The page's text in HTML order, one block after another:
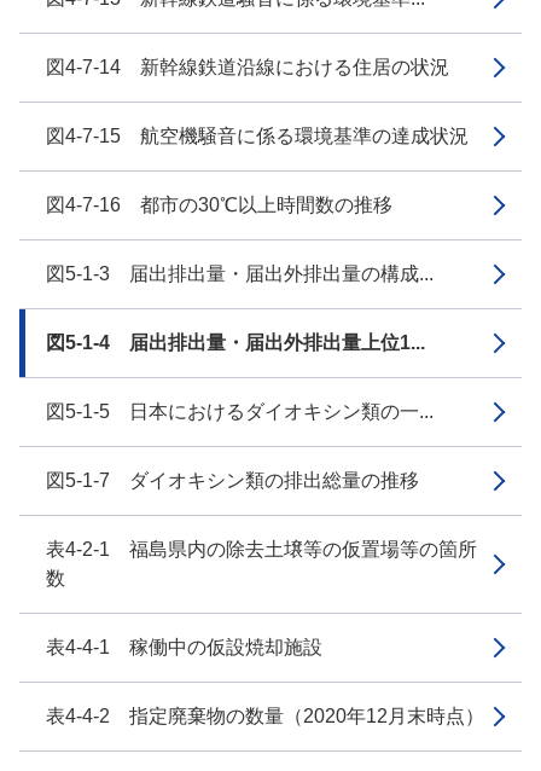
図4-7-14 新幹線鉄道沿線における住居の状況
図4-7-15 航空機騒音に係る環境基準の達成状況
図4-7-16 都市の30℃以上時間数の推移
図5-1-3 届出排出量・届出外排出量の構成...
図5-1-4 届出排出量・届出外排出量上位1...
図5-1-5 日本におけるダイオキシン類の一...
図5-1-7 ダイオキシン類の排出総量の推移
表4-2-1 福島県内の除去土壌等の仮置場等の箇所
数
表4-4-1 稼働中の仮設焼却施設
表4-4-2 指定廃棄物の数量（2020年12月末時点）